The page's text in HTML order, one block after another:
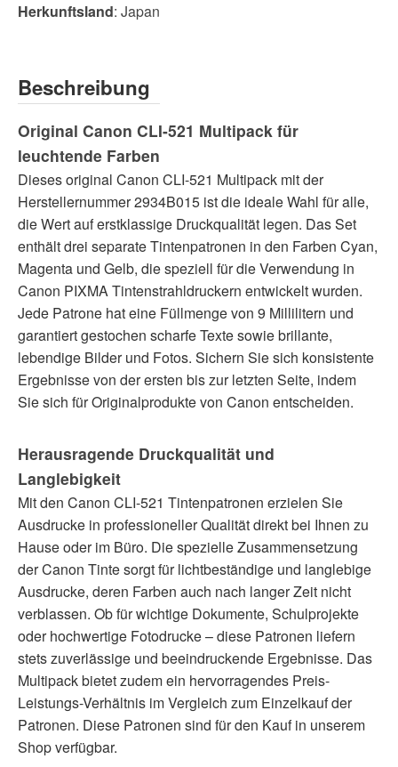
Herkunftsland: Japan
Beschreibung
Original Canon CLI-521 Multipack für
leuchtende Farben
Dieses original Canon CLI-521 Multipack mit der
Herstellernummer 2934B015 ist die ideale Wahl für alle,
die Wert auf erstklassige Druckqualität legen. Das Set
enthält drei separate Tintenpatronen in den Farben Cyan,
Magenta und Gelb, die speziell für die Verwendung in
Canon PIXMA Tintenstrahldruckern entwickelt wurden.
Jede Patrone hat eine Füllmenge von 9 Millilitern und
garantiert gestochen scharfe Texte sowie brillante,
lebendige Bilder und Fotos. Sichern Sie sich konsistente
Ergebnisse von der ersten bis zur letzten Seite, indem
Sie sich für Originalprodukte von Canon entscheiden.
Herausragende Druckqualität und
Langlebigkeit
Mit den Canon CLI-521 Tintenpatronen erzielen Sie
Ausdrucke in professioneller Qualität direkt bei Ihnen zu
Hause oder im Büro. Die spezielle Zusammensetzung
der Canon Tinte sorgt für lichtbeständige und langlebige
Ausdrucke, deren Farben auch nach langer Zeit nicht
verblassen. Ob für wichtige Dokumente, Schulprojekte
oder hochwertige Fotodrucke – diese Patronen liefern
stets zuverlässige und beeindruckende Ergebnisse. Das
Multipack bietet zudem ein hervorragendes Preis-
Leistungs-Verhältnis im Vergleich zum Einzelkauf der
Patronen. Diese Patronen sind für den Kauf in unserem
Shop verfügbar.